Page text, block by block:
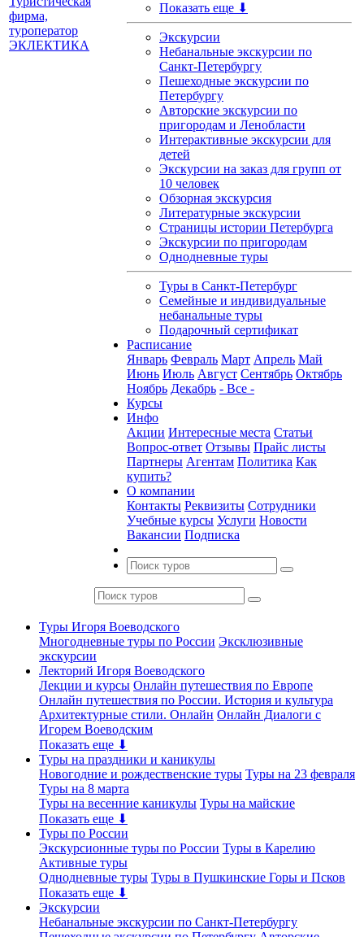
Показать еще ⬇
Экскурсии
Небанальные экскурсии по
Санкт-Петербургу
Пешеходные экскурсии по
Петербургу
Авторские экскурсии по
пригородам и Ленобласти
Интерактивные экскурсии для
детей
Экскурсии на заказ для групп от
10 человек
Обзорная экскурсия
Литературные экскурсии
Страницы истории Петербурга
Экскурсии по пригородам
Однодневные туры
Туры в Санкт-Петербург
Семейные и индивидуальные
небанальные туры
Подарочный сертификат
Расписание
Январь Февраль Март Апрель Май
Июнь Июль Август Сентябрь Октябрь
Ноябрь Декабрь - Все -
Курсы
Инфо
Акции Интересные места Статьи
Вопрос-ответ Отзывы Прайс листы
Партнеры Агентам Политика Как
купить?
О компании
Контакты Реквизиты Сотрудники
Учебные курсы Услуги Новости
Вакансии Подписка
Туры Игоря Воеводского
Многодневные туры по России Эксклюзивные
экскурсии
Лекторий Игоря Воеводского
Лекции и курсы Онлайн путешествия по Европе
Онлайн путешествия по России. История и культура
Архитектурные стили. Онлайн Онлайн Диалоги с
Игорем Воеводским
Показать еще ⬇
Туры на праздники и каникулы
Новогодние и рождественские туры Туры на 23 февраля
Туры на 8 марта
Туры на весенние каникулы Туры на майские
Показать еще ⬇
Туры по России
Экскурсионные туры по России Туры в Карелию
Активные туры
Однодневные туры Туры в Пушкинские Горы и Псков
Показать еще ⬇
Экскурсии
Небанальные экскурсии по Санкт-Петербургу